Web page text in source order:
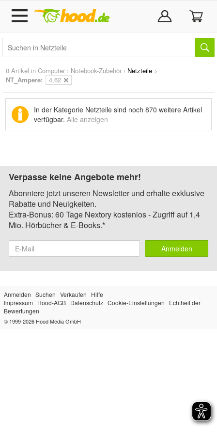
0 Artikel in Computer › Notebook-Zubehör › Netzteile >
NT_Ampere:
4,62
In der Kategorie Netzteile sind noch 870 weitere Artikel
verfügbar. Alle anzeigen
Verpasse keine Angebote mehr!
Abonniere jetzt unseren Newsletter und erhalte exklusive
Rabatte und Neuigkeiten.
Extra-Bonus: 60 Tage Nextory kostenlos - Zugriff auf 1,4
Mio. Hörbücher & E-Books.*
Anmelden
Anmelden Suchen Verkaufen
Hilfe
Impressum
Hood-AGB Datenschutz Cookie-Einstellungen
Echtheit der
Bewertungen
© 1999-2026 Hood Media GmbH